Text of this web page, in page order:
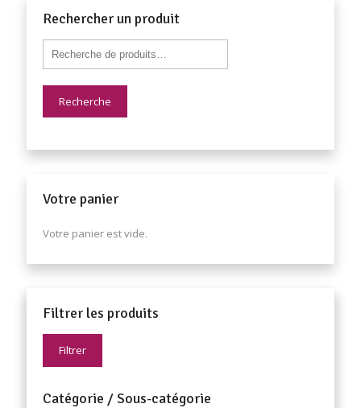
Rechercher un produit
Recherche
Votre panier
Votre panier est vide.
Filtrer les produits
Filtrer
Catégorie / Sous-catégorie